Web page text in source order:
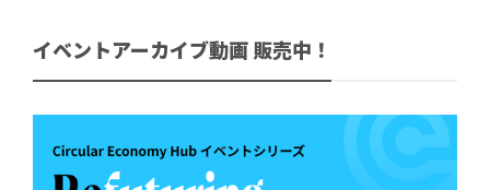
イベントアーカイブ動画 販売中！